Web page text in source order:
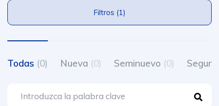
Filtros (1)
Todas (0) Nueva (0) Seminuevo (0)